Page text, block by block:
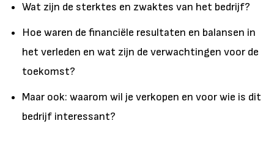
Wat zijn de sterktes en zwaktes van het bedrijf?
Hoe waren de financiële resultaten en balansen in
het verleden en wat zijn de verwachtingen voor de
toekomst?
Maar ook: waarom wil je verkopen en voor wie is dit
bedrijf interessant?